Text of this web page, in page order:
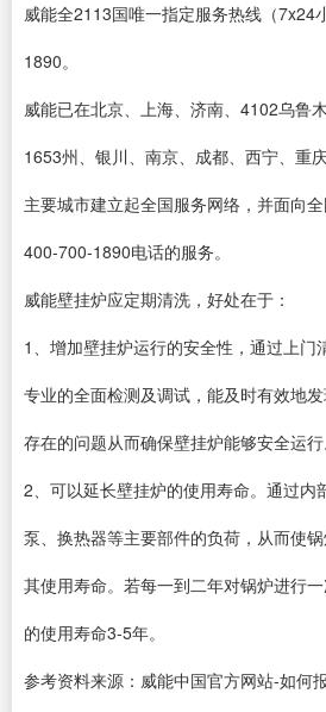
威能全2113国唯一指定服务热线（7x24
1890。
威能已在北京、上海、济南、4102乌鲁
1653州、银川、南京、成都、西宁、重
主要城市建立起全国服务网络，并面向
400-700-1890电话的服务。
威能壁挂炉应定期清洗，好处在于：
1、增加壁挂炉运行的安全性，通过上门
专业的全面检测及调试，能及时有效地
存在的问题从而确保壁挂炉能够安全运行
2、可以延长壁挂炉的使用寿命。通过内
泵、换热器等主要部件的负荷，从而使
其使用寿命。若每一到二年对锅炉进行
的使用寿命3-5年。
参考资料来源：威能中国官方网站-如何